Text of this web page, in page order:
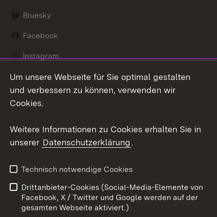
Bluesky
Facebook
Instagram
LinkedIn
Datenschutz
Barrierefreiheit
Impressum
Cookies
Um unsere Webseite für Sie optimal gestalten
und verbessern zu können, verwenden wir
Cookies.
Weitere Informationen zu Cookies erhalten Sie in
unserer Datenschutzerklärung.
Technisch notwendige Cookies
Drittanbieter-Cookies (Social-Media-Elemente von
Facebook, X / Twitter und Google werden auf der
gesamten Webseite aktiviert.)